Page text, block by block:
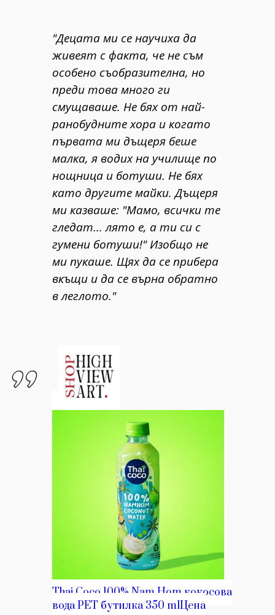
"Децата ми се научиха да
живеят с факта, че не съм
особено съобразителна, но
преди това много ги
смущаваше. Не бях от най-
ранобудните хора и когато
първата ми дъщеря беше
малка, я водих на училище по
нощница и ботуши. Не бях
като другите майки. Дъщеря
ми казваше: "Мамо, всички те
гледат... лято е, а ти си с
гумени ботуши!" Изобщо не
ми пукаше. Щях да се прибера
вкъщи и да се върна обратно
в леглото."